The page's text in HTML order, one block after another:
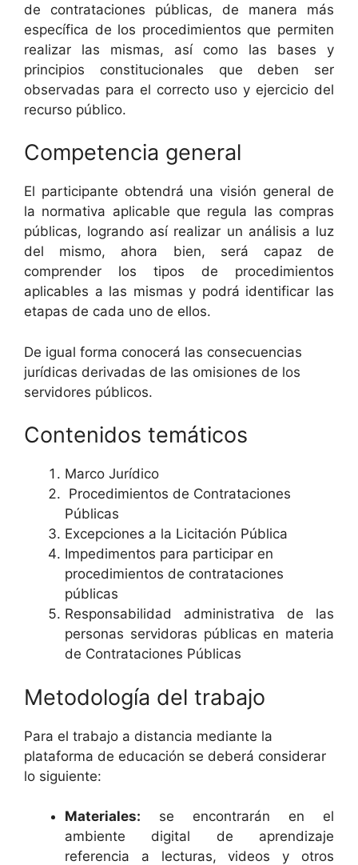
de contrataciones públicas, de manera más
específica de los procedimientos que permiten
realizar las mismas, así como las bases y
principios constitucionales que deben ser
observadas para el correcto uso y ejercicio del
recurso público.
Competencia general
El participante obtendrá una visión general de
la normativa aplicable que regula las compras
públicas, logrando así realizar un análisis a luz
del mismo, ahora bien, será capaz de
comprender los tipos de procedimientos
aplicables a las mismas y podrá identificar las
etapas de cada uno de ellos.
De igual forma conocerá las consecuencias
jurídicas derivadas de las omisiones de los
servidores públicos.
Contenidos temáticos
Marco Jurídico
Procedimientos de Contrataciones
Públicas
Excepciones a la Licitación Pública
Impedimentos para participar en
procedimientos de contrataciones
públicas
Responsabilidad administrativa de las
personas servidoras públicas en materia
de Contrataciones Públicas
Metodología del trabajo
Para el trabajo a distancia mediante la
plataforma de educación se deberá considerar
lo siguiente:
Materiales: se encontrarán en el
ambiente digital de aprendizaje
referencia a lecturas, videos y otros